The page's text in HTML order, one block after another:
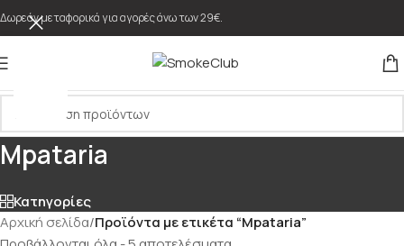
Δωρεάν μεταφορικά για αγορές άνω των 29€.
Mpataria
Κατηγορίες
Αρχική σελίδα/Προϊόντα με ετικέτα “Mpataria”